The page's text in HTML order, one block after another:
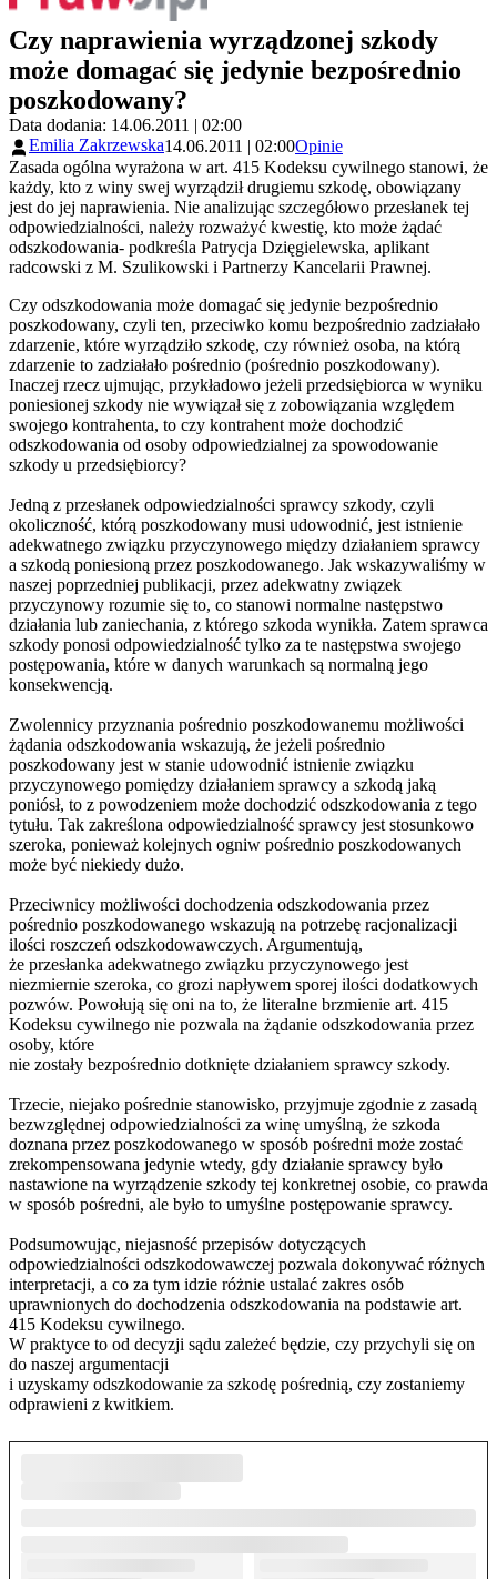
Czy naprawienia wyrządzonej szkody
może domagać się jedynie bezpośrednio
poszkodowany?
Data dodania: 14.06.2011 | 02:00
Emilia Zakrzewska14.06.2011 | 02:00Opinie
Zasada ogólna wyrażona w art. 415 Kodeksu cywilnego stanowi, że
każdy, kto z winy swej wyrządził drugiemu szkodę, obowiązany
jest do jej naprawienia. Nie analizując szczegółowo przesłanek tej
odpowiedzialności, należy rozważyć kwestię, kto może żądać
odszkodowania- podkreśla Patrycja Dzięgielewska, aplikant
radcowski z M. Szulikowski i Partnerzy Kancelarii Prawnej.
Czy odszkodowania może domagać się jedynie bezpośrednio
poszkodowany, czyli ten, przeciwko komu bezpośrednio zadziałało
zdarzenie, które wyrządziło szkodę, czy również osoba, na którą
zdarzenie to zadziałało pośrednio (pośrednio poszkodowany).
Inaczej rzecz ujmując, przykładowo jeżeli przedsiębiorca w wyniku
poniesionej szkody nie wywiązał się z zobowiązania względem
swojego kontrahenta, to czy kontrahent może dochodzić
odszkodowania od osoby odpowiedzialnej za spowodowanie
szkody u przedsiębiorcy?
Jedną z przesłanek odpowiedzialności sprawcy szkody, czyli
okoliczność, którą poszkodowany musi udowodnić, jest istnienie
adekwatnego związku przyczynowego między działaniem sprawcy
a szkodą poniesioną przez poszkodowanego. Jak wskazywaliśmy w
naszej poprzedniej publikacji, przez adekwatny związek
przyczynowy rozumie się to, co stanowi normalne następstwo
działania lub zaniechania, z którego szkoda wynikła. Zatem sprawca
szkody ponosi odpowiedzialność tylko za te następstwa swojego
postępowania, które w danych warunkach są normalną jego
konsekwencją.
Zwolennicy przyznania pośrednio poszkodowanemu możliwości
żądania odszkodowania wskazują, że jeżeli pośrednio
poszkodowany jest w stanie udowodnić istnienie związku
przyczynowego pomiędzy działaniem sprawcy a szkodą jaką
poniósł, to z powodzeniem może dochodzić odszkodowania z tego
tytułu. Tak zakreślona odpowiedzialność sprawcy jest stosunkowo
szeroka, ponieważ kolejnych ogniw pośrednio poszkodowanych
może być niekiedy dużo.
Przeciwnicy możliwości dochodzenia odszkodowania przez
pośrednio poszkodowanego wskazują na potrzebę racjonalizacji
ilości roszczeń odszkodowawczych. Argumentują,
że przesłanka adekwatnego związku przyczynowego jest
niezmiernie szeroka, co grozi napływem sporej ilości dodatkowych
pozwów. Powołują się oni na to, że literalne brzmienie art. 415
Kodeksu cywilnego nie pozwala na żądanie odszkodowania przez
osoby, które
nie zostały bezpośrednio dotknięte działaniem sprawcy szkody.
Trzecie, niejako pośrednie stanowisko, przyjmuje zgodnie z zasadą
bezwzględnej odpowiedzialności za winę umyślną, że szkoda
doznana przez poszkodowanego w sposób pośredni może zostać
zrekompensowana jedynie wtedy, gdy działanie sprawcy było
nastawione na wyrządzenie szkody tej konkretnej osobie, co prawda
w sposób pośredni, ale było to umyślne postępowanie sprawcy.
Podsumowując, niejasność przepisów dotyczących
odpowiedzialności odszkodowawczej pozwala dokonywać różnych
interpretacji, a co za tym idzie różnie ustalać zakres osób
uprawnionych do dochodzenia odszkodowania na podstawie art.
415 Kodeksu cywilnego.
W praktyce to od decyzji sądu zależeć będzie, czy przychyli się on
do naszej argumentacji
i uzyskamy odszkodowanie za szkodę pośrednią, czy zostaniemy
odprawieni z kwitkiem.